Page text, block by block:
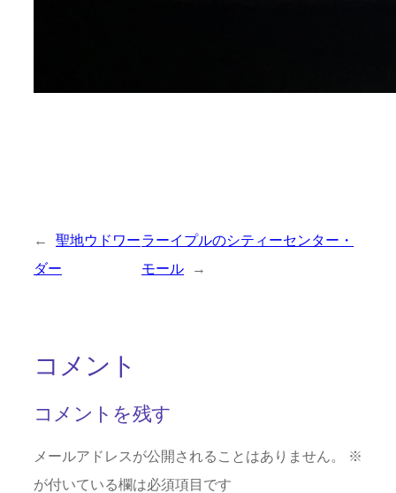
←
聖地ウドワー
ダー
ラーイプルのシティーセンター・
モール
→
コメント
コメントを残す
メールアドレスが公開されることはありません。
※
が付いている欄は必須項目です